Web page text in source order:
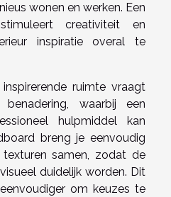
wonen en werken. Een
creativiteit en
inspiratie overal te
ruimte vraagt
waarbij een
hulpmiddel kan
breng je eenvoudig
samen, zodat de
duidelijk worden. Dit
om keuzes te